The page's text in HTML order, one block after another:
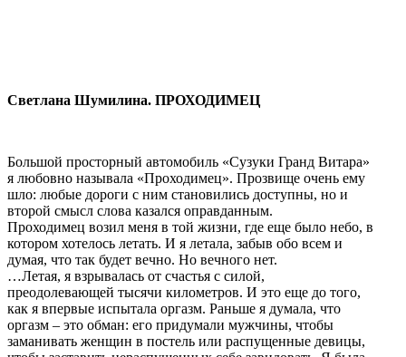
Светлана Шумилина. ПРОХОДИМЕЦ
Большой просторный автомобиль «Сузуки Гранд Витара»
я любовно называла «Проходимец». Прозвище очень ему
шло: любые дороги с ним становились доступны, но и
второй смысл слова казался оправданным.
Проходимец возил меня в той жизни, где еще было небо, в
котором хотелось летать. И я летала, забыв обо всем и
думая, что так будет вечно. Но вечного нет.
…Летая, я взрывалась от счастья с силой,
преодолевающей тысячи километров. И это еще до того,
как я впервые испытала оргазм. Раньше я думала, что
оргазм – это обман: его придумали мужчины, чтобы
заманивать женщин в постель или распущенные девицы,